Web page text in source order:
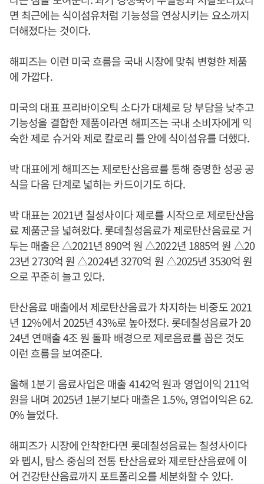
면 최근에는 식이섬유처럼 기능성을 연상시키는 요소까지
더해졌다는 것이다.
해피즈는 이런 미국 흐름을 국내 시장에 맞춰 변형한 제품
에 가깝다.
미국의 대표 프리바이오틱 소다가 대체로 당 부담을 낮추고
기능성을 결합한 제품이라면 해피즈는 국내 소비자에게 익
숙한 제로 슈거와 제로 칼로리 틀 안에 식이섬유를 더했다.
박 대표에게 해피즈는 제로탄산음료를 통해 증명한 성공 공
식을 다음 단계로 넓히는 카드이기도 하다.
박 대표는 2021년 칠성사이다 제로를 시작으로 제로탄산음
료 제품군을 넓혀왔다. 롯데칠성음료가 제로탄산음료로 거
두는 매출은 △2021년 890억 원 △2022년 1885억 원 △20
23년 2730억 원 △2024년 3270억 원 △2025년 3530억 원
으로 꾸준히 늘고 있다.
탄산음료 매출에서 제로탄산음료가 차지하는 비중도 2021
년 12%에서 2025년 43%로 높아졌다. 롯데칠성음료가 20
24년 연매출 4조 원 돌파 배경으로 제로음료를 꼽은 것도
이런 흐름을 보여준다.
올해 1분기 음료사업은 매출 4142억 원과 영업이익 211억
원을 내며 2025년 1분기보다 매출은 1.5%, 영업이익은 62.
0% 늘었다.
해피즈가 시장에 안착한다면 롯데칠성음료는 칠성사이다
와 펩시, 탐스 중심의 전통 탄산음료와 제로탄산음료에 이
어 건강탄산음료까지 포트폴리오를 세분화할 수 있다.